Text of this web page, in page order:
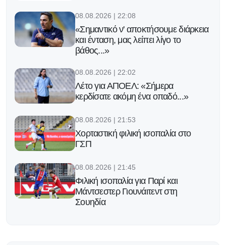
08.08.2026 | 22:08
«Σημαντικό ν' αποκτήσουμε διάρκεια
και ένταση, μας λείπει λίγο το
βάθος...»
08.08.2026 | 22:02
Λέτο για ΑΠΟΕΛ: «Σήμερα
κερδίσατε ακόμη ένα οπαδό...»
08.08.2026 | 21:53
Χορταστική φιλική ισοπαλία στο
ΓΣΠ
08.08.2026 | 21:45
Φιλική ισοπαλία για Παρί και
Μάντσεστερ Γιουνάιτεντ στη
Σουηδία